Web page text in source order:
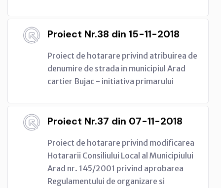
Proiect Nr.38 din 15-11-2018
Proiect de hotarare privind atribuirea de
denumire de strada in municipiul Arad
cartier Bujac - initiativa primarului
Proiect Nr.37 din 07-11-2018
Proiect de hotarare privind modificarea
Hotararii Consiliului Local al Municipiului
Arad nr. 145/2001 privind aprobarea
Regulamentului de organizare si